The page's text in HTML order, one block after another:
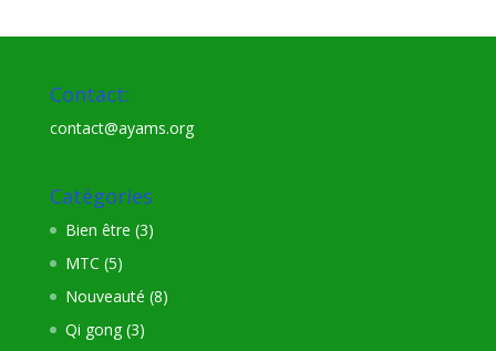
Contact:
contact@ayams.org
Catégories
Bien être (3)
MTC (5)
Nouveauté (8)
Qi gong(3)